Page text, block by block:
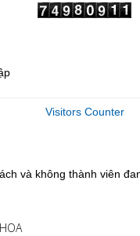
Visitors Counter
và không thành viên